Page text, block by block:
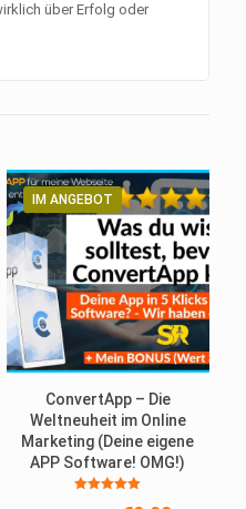
über Erfolg oder
IM ANGEBOT
ConvertApp – Die
Weltneuheit im Online
Marketing (Deine eigene
APP Software! OMG!)